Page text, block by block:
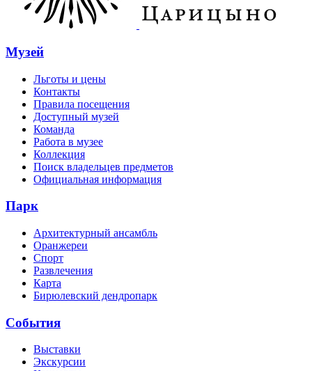
Музей
Льготы и цены
Контакты
Правила посещения
Доступный музей
Команда
Работа в музее
Коллекция
Поиск владельцев предметов
Официальная информация
Парк
Архитектурный ансамбль
Оранжереи
Спорт
Развлечения
Карта
Бирюлевский дендропарк
События
Выставки
Экскурсии